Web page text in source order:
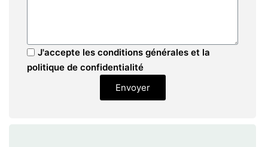
J'accepte les conditions générales et la
politique de confidentialité
Envoyer